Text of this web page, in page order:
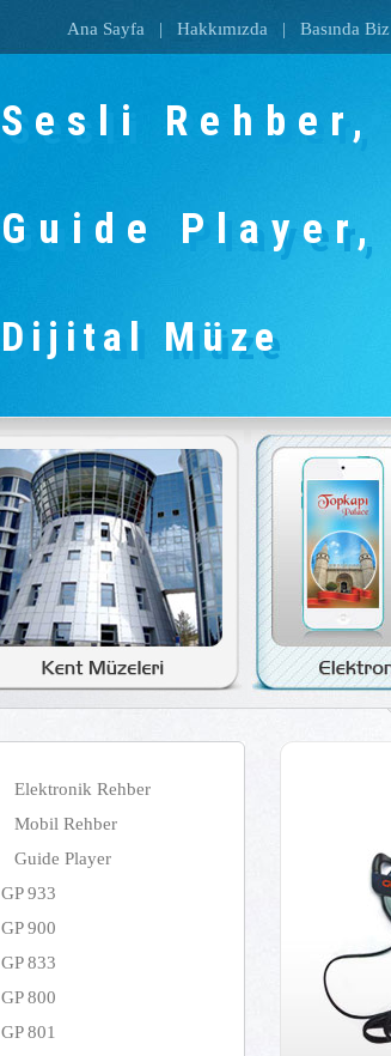
Ana Sayfa | Hakkımızda | Basında Biz
Sesli Rehber,
Guide Player,
Dijital Müze
Elektronik Rehber
Mobil Rehber
Guide Player
GP 933
GP 900
GP 833
GP 800
GP 801